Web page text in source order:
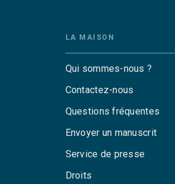
LA MAISON
Qui sommes-nous ?
Contactez-nous
Questions fréquentes
Envoyer un manuscrit
Service de presse
Droits